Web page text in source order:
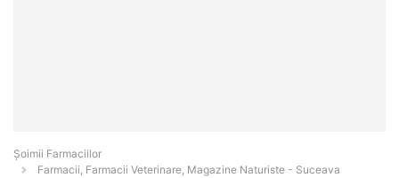
Şoimii Farmaciilor
Farmacii, Farmacii Veterinare, Magazine Naturiste - Suceava